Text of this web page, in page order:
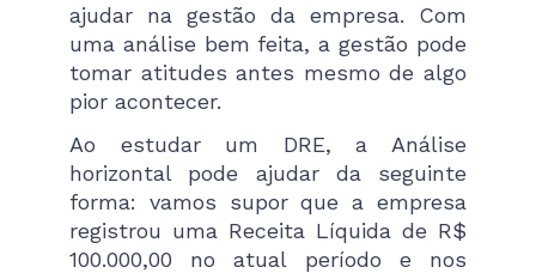
ajudar na gestão da empresa. Com
uma análise bem feita, a gestão pode
tomar atitudes antes mesmo de algo
pior acontecer.
Ao estudar um DRE, a Análise
horizontal pode ajudar da seguinte
forma: vamos supor que a empresa
registrou uma Receita Líquida de R$
100.000,00 no atual período e nos